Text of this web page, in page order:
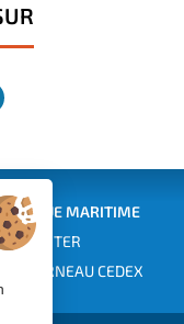
MARITIME
CENTER
CEDEX